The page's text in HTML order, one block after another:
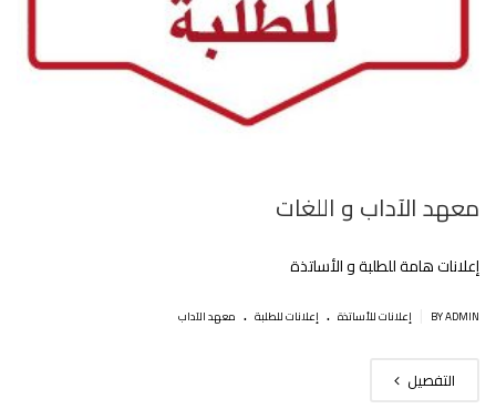
معهد الآداب و اللغات
إعلانات هامة للطلبة و اﻷساتذة
BY ADMIN إعلانات للأساتذة . إعلانات للطلبة . معهد الآداب
التفصيل